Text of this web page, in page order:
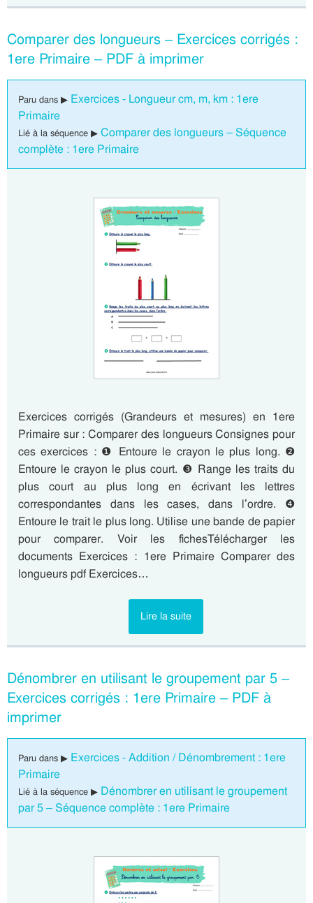
Comparer des longueurs – Exercices corrigés :
1ere Primaire – PDF à imprimer
Paru dans ▶ Exercices - Longueur cm, m, km : 1ere
Primaire
Lié à la séquence ▶ Comparer des longueurs – Séquence
complète : 1ere Primaire
Exercices corrigés (Grandeurs et mesures) en 1ere
Primaire sur : Comparer des longueurs Consignes pour
ces exercices : ❶ Entoure le crayon le plus long. ❷
Entoure le crayon le plus court. ❸ Range les traits du
plus court au plus long en écrivant les lettres
correspondantes dans les cases, dans l’ordre. ❹
Entoure le trait le plus long. Utilise une bande de papier
pour comparer. Voir les fichesTélécharger les
documents Exercices : 1ere Primaire Comparer des
longueurs pdf Exercices…
Lire la suite
Dénombrer en utilisant le groupement par 5 –
Exercices corrigés : 1ere Primaire – PDF à
imprimer
Paru dans ▶ Exercices - Addition / Dénombrement : 1ere
Primaire
Lié à la séquence ▶ Dénombrer en utilisant le groupement
par 5 – Séquence complète : 1ere Primaire